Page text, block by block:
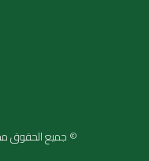
© جميع الحقوق